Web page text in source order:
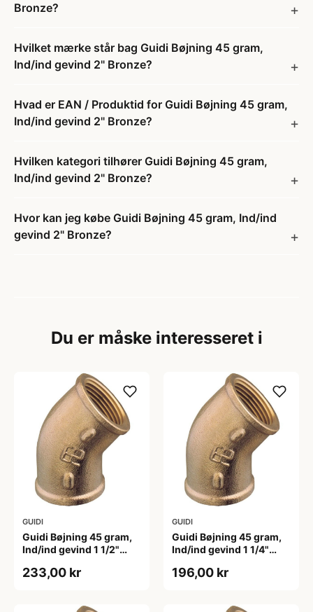
Bronze?
Hvilket mærke står bag Guidi Bøjning 45 gram,
Ind/ind gevind 2" Bronze?
Hvad er EAN / Produktid for Guidi Bøjning 45 gram,
Ind/ind gevind 2" Bronze?
Hvilken kategori tilhører Guidi Bøjning 45 gram,
Ind/ind gevind 2" Bronze?
Hvor kan jeg købe Guidi Bøjning 45 gram, Ind/ind
gevind 2" Bronze?
Du er måske interesseret i
GUIDI
Guidi Bøjning 45 gram,
Ind/ind gevind 1 1/2"
233,00 kr
GUIDI
Guidi Bøjning 45 gram,
Ind/ind gevind 1 1/4"
196,00 kr